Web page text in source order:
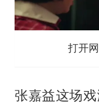
打开
张嘉益这场